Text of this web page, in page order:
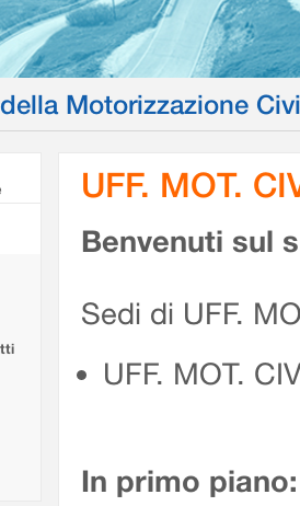
Motorizzazione
UFF. MOT.
Benvenuti sul
Sedi di UFF.
UFF. MOT.
In primo piano: